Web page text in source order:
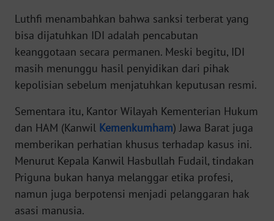
Luthfi menambahkan bahwa sanksi terberat yang
bisa dijatuhkan IDI adalah pencabutan
keanggotaan secara permanen. Meski begitu, IDI
masih menunggu hasil penyidikan dari pihak
kepolisian sebelum menjatuhkan keputusan resmi.
Sementara itu, Kantor Wilayah Kementerian Hukum
dan HAM (Kanwil Kemenkumham) Jawa Barat juga
memberikan perhatian khusus terhadap kasus ini.
Menurut Kepala Kanwil Hasbullah Fudail, tindakan
Priguna bukan hanya melanggar etika profesi,
namun juga berpotensi menjadi pelanggaran hak
asasi manusia.
WN
SUMUT
WN
JAKARTA
WN
JABAR
WN
NTT